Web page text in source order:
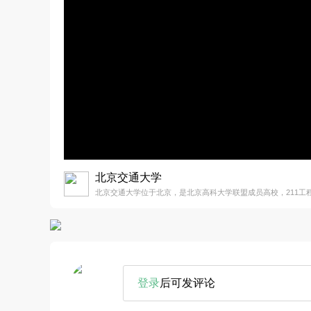
北京交通大学
北京交通大学位于北京，是北京高科大学联盟成员高校，211工
登录后可发评论